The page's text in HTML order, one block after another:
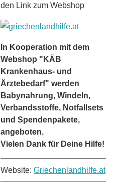
den Link zum Webshop
In Kooperation mit dem
Webshop "KÄB
Krankenhaus- und
Ärztebedarf" werden
Babynahrung, Windeln,
Verbandsstoffe, Notfallsets
und Spendenpakete,
angeboten.
Vielen Dank für Deine Hilfe!
Website: Griechenlandhilfe.at